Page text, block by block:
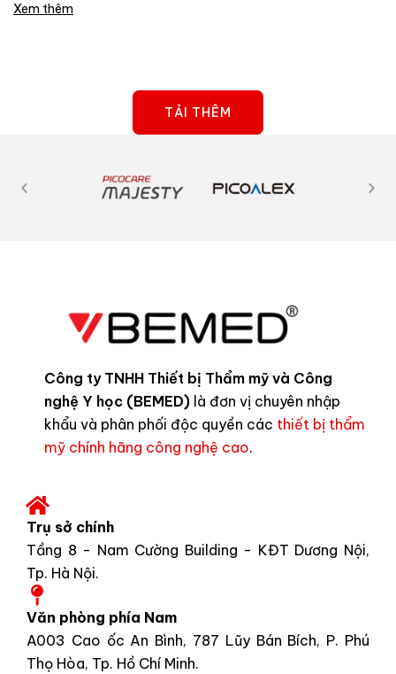
Xem thêm
TẢI THÊM
Công ty TNHH Thiết bị Thẩm mỹ và Công
nghệ Y học (BEMED) là đơn vị chuyên nhập
khẩu và phân phối độc quyền các thiết bị thẩm
mỹ chính hãng công nghệ cao.
Trụ sở chính
Tầng 8 - Nam Cường Building - KĐT Dương Nội,
Tp. Hà Nội.
Văn phòng phía Nam
A003 Cao ốc An Bình, 787 Lũy Bán Bích, P. Phú
Thọ Hòa, Tp. Hồ Chí Minh.